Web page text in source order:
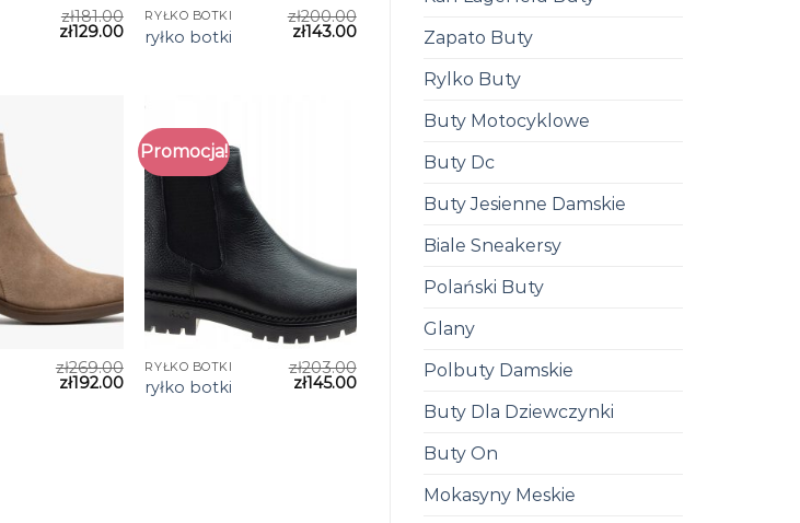
Zapato Buty
Rylko Buty
Buty Motocyklowe
Buty Dc
Buty Jesienne Damskie
Biale Sneakersy
Polański Buty
Glany
Polbuty Damskie
Buty Dla Dziewczynki
Buty On
Mokasyny Meskie
zł181.00
zł129.00
RYŁKO BOTKI
ryłko botki
zł200.00
zł143.00
zł269.00
zł192.00
Promocja!
RYŁKO BOTKI
ryłko botki
zł203.00
zł145.00